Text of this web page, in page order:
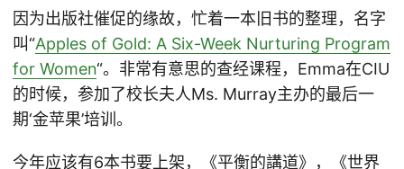
因为出版社催促的缘故，忙着一本旧书的整理，名字
叫“Apples of Gold: A Six-Week Nurturing Program
for Women“。非常有意思的查经课程，Emma在CIU
的时候，参加了校长夫人Ms. Murray主办的最后一
期‘金苹果’培训。
今年应该有6本书要上架，《平衡的講道》，《世界